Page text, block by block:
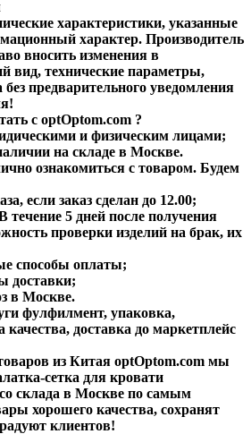
характеристики, указанные
характер. Производитель
вносить изменения в
вид, технические параметры,
предварительного уведомления
с optOptom.com ?
и физическим лицами;
на складе в Москве.
ознакомиться с товаром. Будем
если заказ сделан до 12.00;
течение 5 дней после получения
проверки изделий на брак, их
способы оплаты;
доставки;
в Москве.
фулфилмент, упаковка,
доставка до маркетплейс
из Китая optOptom.com мы
сетка для кровати
склада в Москве по самым
хорошего качества, сохранят
клиентов!